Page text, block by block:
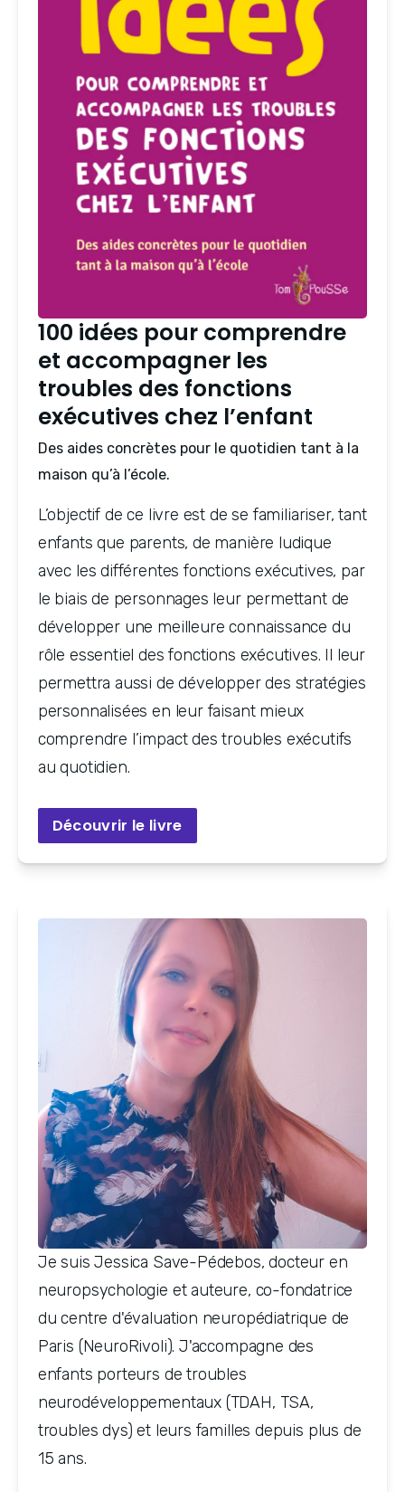
100 idées pour comprendre
et accompagner les
troubles des fonctions
exécutives chez l’enfant
Des aides concrètes pour le quotidien tant à la
maison qu’à l’école.
L’objectif de ce livre est de se familiariser, tant
enfants que parents, de manière ludique
avec les différentes fonctions exécutives, par
le biais de personnages leur permettant de
développer une meilleure connaissance du
rôle essentiel des fonctions exécutives. Il leur
permettra aussi de développer des stratégies
personnalisées en leur faisant mieux
comprendre l’impact des troubles exécutifs
au quotidien.
Découvrir le livre
Je suis Jessica Save-Pédebos, docteur en
neuropsychologie et auteure, co-fondatrice
du centre d'évaluation neuropédiatrique de
Paris (NeuroRivoli). J'accompagne des
enfants porteurs de troubles
neurodéveloppementaux (TDAH, TSA,
troubles dys) et leurs familles depuis plus de
15 ans.